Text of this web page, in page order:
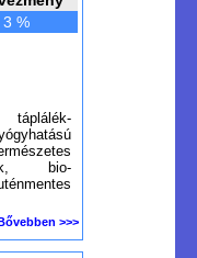
3 %
bio-
>>>